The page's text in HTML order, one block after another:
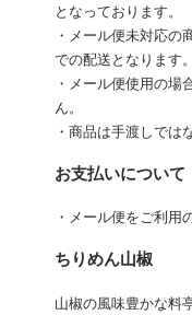
となっております。
・メール便未対応の
での配送となります
・メール便使用の場
ん。
・商品は手渡しでは
お支払いについて
・メール便をご利用
ちりめん山椒
山椒の風味豊かな料